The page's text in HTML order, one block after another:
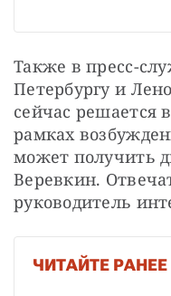
Также в пресс-
Петербургу и
сейчас решается
рамках
может получить
Веревкин.
руководитель
ЧИТАЙТЕ РАНЕЕ